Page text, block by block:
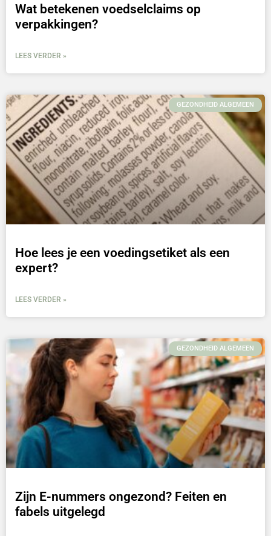
Wat betekenen voedselclaims op
verpakkingen?
LEES VERDER »
GEZONDHEID ALGEMEEN
Hoe lees je een voedingsetiket als een
expert?
LEES VERDER »
GEZONDHEID ALGEMEEN
Zijn E-nummers ongezond? Feiten en
fabels uitgelegd